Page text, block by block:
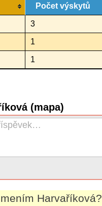
Počet výskytů
3
1
1
(mapa)
Harvaříková?